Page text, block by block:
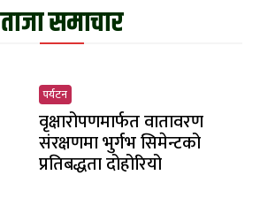
ताजा समाचार
पर्यटन
वृक्षारोपणमार्फत वातावरण
संरक्षणमा भुर्गभ सिमेन्टको
प्रतिबद्धता दोहोरियो